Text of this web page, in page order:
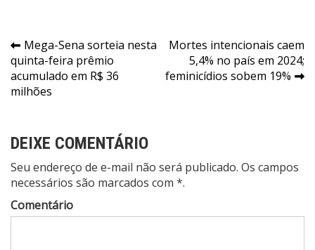
Navegação
de
Post
Mega-Sena sorteia nesta
quinta-feira prêmio
acumulado em R$ 36
milhões
Mortes intencionais caem
5,4% no país em 2024;
feminicídios sobem 19%
DEIXE COMENTÁRIO
Seu endereço de e-mail não será publicado. Os campos
necessários são marcados com *.
Comentário